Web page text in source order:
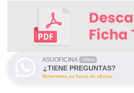
ASUOFICINA Offline
¿TIENE PREGUNTAS?
Volveremos en horas de oficina